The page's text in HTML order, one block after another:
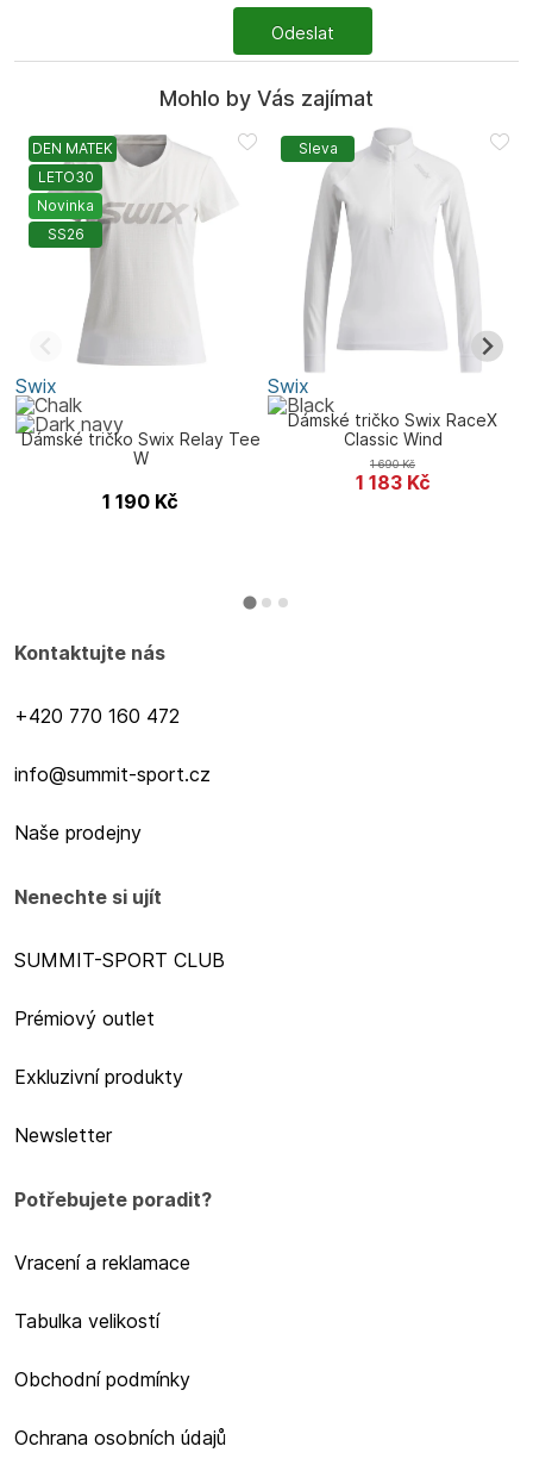
Odeslat
Mohlo by Vás zajímat
DEN MATEK
LETO30
Novinka
SS26
Swix
Dámské tričko Swix Relay Tee
W
1 190 Kč
Sleva
Swix
Dámské tričko Swix RaceX
Classic Wind
1 183 Kč
1 690Kč
Kontaktujte nás
+420 770 160 472
info@summit-sport.cz
Naše prodejny
Nenechte si ujít
SUMMIT-SPORT CLUB
Prémiový outlet
Exkluzivní produkty
Newsletter
Potřebujete poradit?
Vracení a reklamace
Tabulka velikostí
Obchodní podmínky
Ochrana osobních údajů